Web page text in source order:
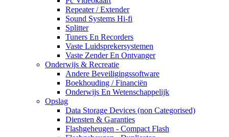
Repeater / Extender
Sound Systems Hi-fi
Splitter
Tuners En Recorders
Vaste Luidsprekersystemen
Vaste Zender En Ontvanger
Onderwijs & Recreatie
Andere Beveiligingssoftware
Boekhouding / Financiën
Onderwijs En Wetenschappelijk
Opslag
Data Storage Devices (non Categorised)
Diensten & Garanties
Flashgeheugen - Compact Flash